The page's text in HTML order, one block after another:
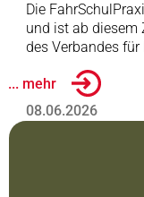
Die
und ist ab diesem
des Verbandes
... mehr
08.06.2026